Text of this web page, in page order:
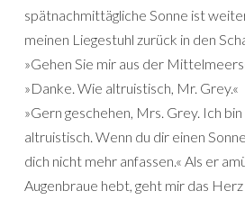
spätnachmittägliche Sonne ist
meinen Liegestuhl zurück in den
»Gehen Sie mir aus der
»Danke. Wie altruistisch, Mr. Grey.«
»Gern geschehen, Mrs. Grey. Ich
altruistisch. Wenn du dir einen
dich nicht mehr anfassen.« Als er
Augenbraue hebt, geht mir das Herz